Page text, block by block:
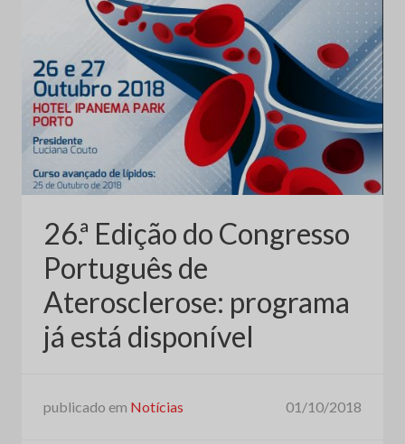
26.ª Edição do Congresso
Português de
Aterosclerose: programa
já está disponível
publicado em Notícias 01/10/2018